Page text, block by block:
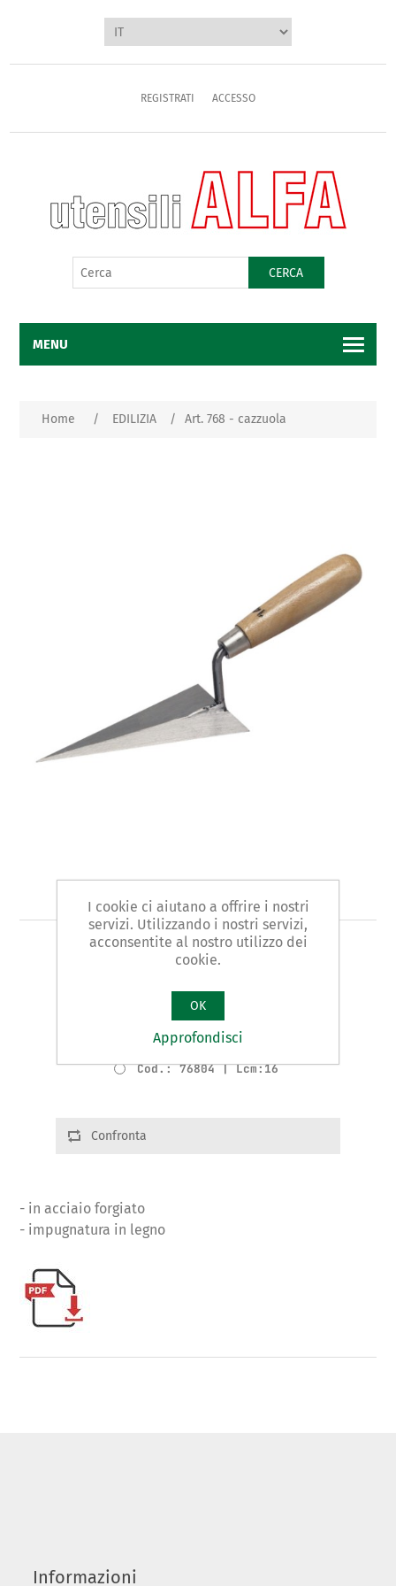
REGISTRATI ACCESSO
CERCA
MENU
Home / EDILIZIA / Art. 768 - cazzuola
Art. 768 - cazzuola
TIPO CAZZUOLINO PUNTA ACUTA
Varianti prodotto
Cod.: 76803 | Lcm:14
Cod.: 76804 | Lcm:16
Confronta
- in acciaio forgiato
- impugnatura in legno
Informazioni
I cookie ci aiutano a offrire i nostri
servizi. Utilizzando i nostri servizi,
acconsentite al nostro utilizzo dei
cookie.
OK
Approfondisci